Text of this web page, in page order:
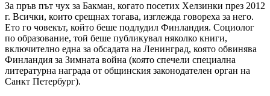
За пръв път чух за Бакман, когато посетих Хелзинки през 2012
г. Всички, които срещнах тогава, изглежда говореха за него.
Ето го човекът, който беше подлудил Финландия. Социолог
по образование, той беше публикувал няколко книги,
включително една за обсадата на Ленинград, която обвинява
Финландия за Зимната война (която спечели специална
литературна награда от общинския законодателен орган на
Санкт Петербург).